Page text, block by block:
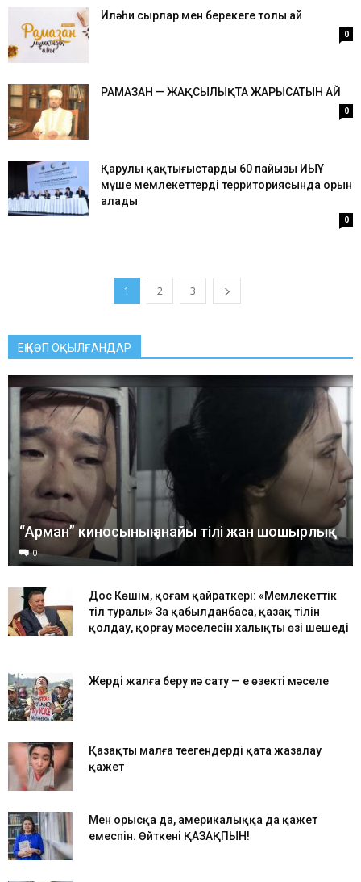
Иләһи сырлар мен берекеге толы ай
0
РАМАЗАН — ЖАҚСЫЛЫҚТА ЖАРЫСАТЫН АЙ
0
Қарулы қақтығыстардың 60 пайызы ИЫҰ
мүше мемлекеттердің территориясында орын
алады
0
1 2 3
ЕҢ КӨП ОҚЫЛҒАНДАР
“Арман” киносының анайы тілі жан шошырлық
0
Дос Көшім, қоғам қайраткері: «Мемлекеттік
тіл туралы» Заң қабылданбаса, қазақ тілін
қолдау, қорғау мәселесін халықтың өзі шешеді
Жерді жалға беру иә сату — ең өзекті мәселе
Қазақты малға теңегендерді қатаң жазалау
қажет
Мен орысқа да, америкалыққа да қажет
емеспін. Өйткені ҚАЗАҚПЫН!